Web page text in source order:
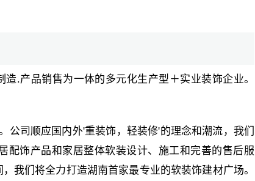
.产品销售为一体的多元化生产型＋实业装饰企业。
公司顺应国内外'重装饰，轻装修'的理念和潮流，我们
配饰产品和家居整体软装设计、施工和完善的售后服
我们将全力打造湖南首家最专业的软装饰建材广场。